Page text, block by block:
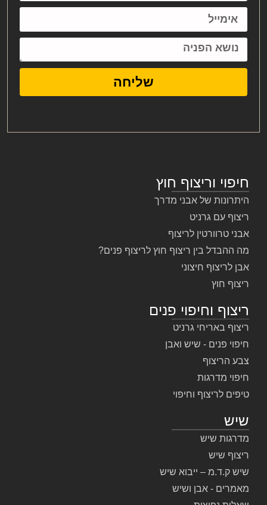
שליחה
חיפוי וריצוף חוץ
היתרונות של אבני מדרך
ריצוף עם גרניט
אבני טרוורטין לריצוף
מה ההבדל בין ריצוף חוץ לריצוף פנים?
אבן לריצוף חיצוני
ריצוף חוץ
ריצוף וחיפוי פנים
ריצוף באריחי גרניט
חיפוי פנים - שיש ואבן
צבע הריצוף
חיפוי מדרגות
טיפים לריצוף וחיפוי
שיש
מדרגות שיש
ריצוף שיש
שיש ק.ד.מ – ייבוא שיש
מאמרים - אבן ושיש